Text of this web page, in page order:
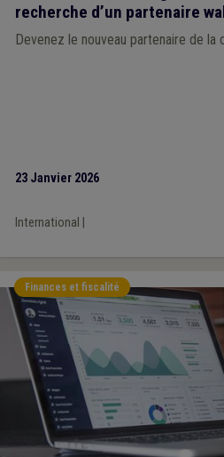
recherche d’un partenaire
Devenez le nouveau partenaire de la
23 Janvier 2026
International
Finances et fiscalité